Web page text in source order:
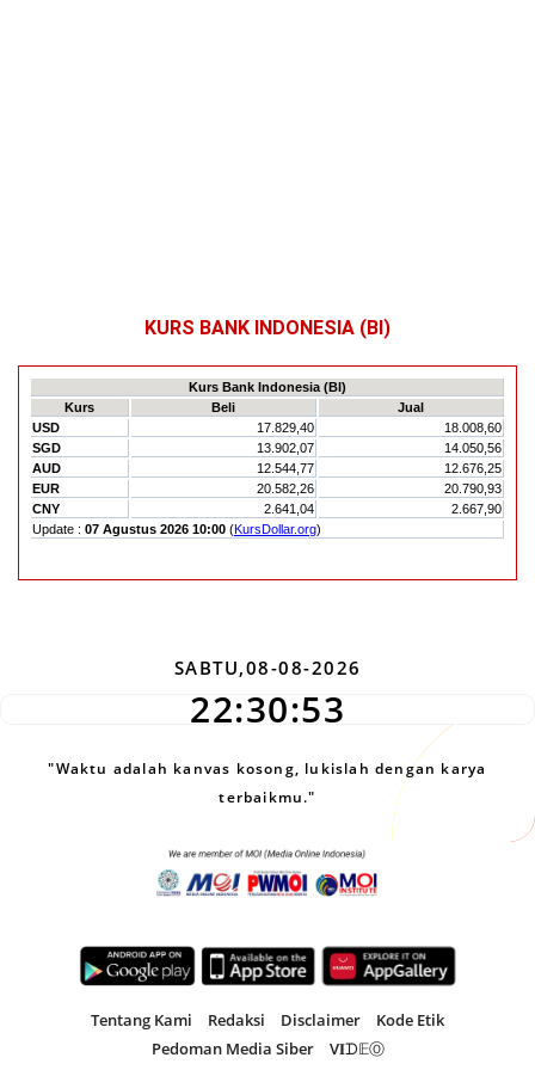
KURS BANK INDONESIA (BI)
SABTU,08-08-2026
22:30:54
"Waktu adalah kanvas kosong, lukislah dengan karya
terbaikmu."
Tentang Kami Redaksi Disclaimer
Kode Etik
Pedoman Media Siber
V𝐈ᗪ𝔼Ⓞ